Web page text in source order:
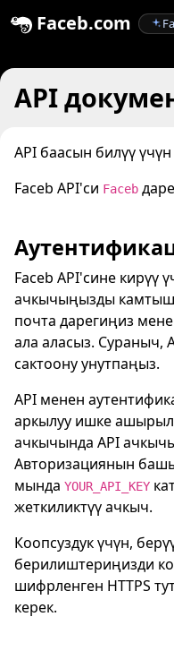
Faceb.com
API
API баасын билүү үчүн
Faceb API'си Faceb
Faceb API'сине кирүү
ачкычыңызды
почта дарегиңиз
ала аласыз. Сураныч,
сактоону унутпаңыз.
API менен
аркылуу ишке
ачкычында API
Авторизациянын
мында YOUR_API_KEY
жеткиликтүү ачкыч.
Коопсуздук үчүн,
берилиштериңизди
шифрленген HTTPS
керек.